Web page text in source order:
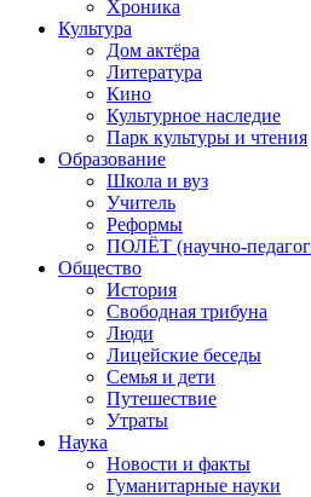
Хроника
Культура
Дом актёра
Литература
Кино
Культурное наследие
Парк культуры и чтения
Образование
Школа и вуз
Учитель
Реформы
ПОЛЁТ (научно-
Общество
История
Свободная трибуна
Люди
Лицейские беседы
Семья и дети
Путешествие
Утраты
Наука
Новости и факты
Гуманитарные науки